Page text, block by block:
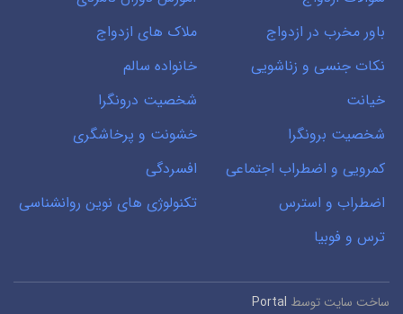
باور مخرب در ازدواج
ملاک های ازدواج
نکات جنسی و زناشویی
خانواده سالم
خیانت
شخصیت درونگرا
شخصیت برونگرا
خشونت و پرخاشگری
کمرویی و اضطراب اجتماعی
افسردگی
اضطراب و استرس
تکنولوژی های نوین روانشناسی
ترس و فوبیا
ساخت سایت توسط Portal